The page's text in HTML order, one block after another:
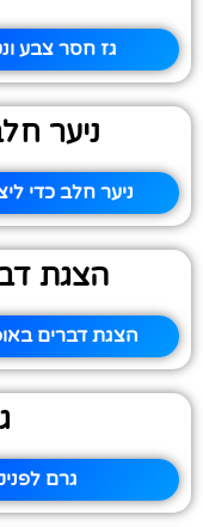
גז חסר צבע
ניער
ניער חלב כדי
הצגת
הצגת דברים
גרם